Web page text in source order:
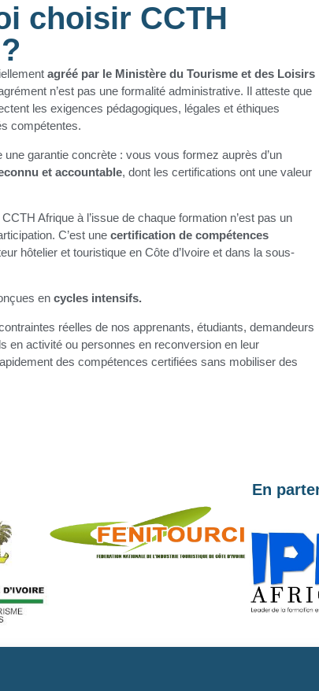
choisir CCTH
agréé par le Ministère du Tourisme et des Loisirs
n’est pas une formalité administrative. Il atteste que
les exigences pédagogiques, légales et éthiques
compétentes.
une garantie concrète : vous vous formez auprès d’un
et accountable, dont les certifications ont une valeur
Afrique à l’issue de chaque formation n’est pas un
C’est une certification de compétences
hôtelier et touristique en Côte d’Ivoire et dans la sous-
en cycles intensifs.
réelles de nos apprenants, étudiants, demandeurs
en activité ou personnes en reconversion en leur
des compétences certifiées sans mobiliser des
En